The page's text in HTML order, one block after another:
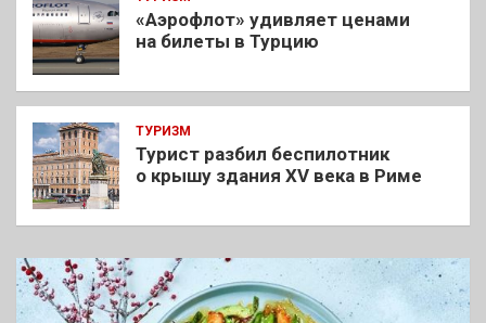
«Аэрофлот» удивляет ценами
на билеты в Турцию
ТУРИЗМ
Турист разбил беспилотник
о крышу здания XV века в Риме